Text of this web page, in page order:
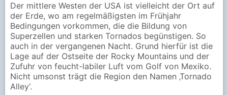
Der mittlere Westen der USA ist vielleicht der Ort auf
der Erde, wo am regelmäßigsten im Frühjahr
Bedingungen vorkommen, die die Bildung von
Superzellen und starken Tornados begünstigen. So
auch in der vergangenen Nacht. Grund hierfür ist die
Lage auf der Ostseite der Rocky Mountains und der
Zufuhr von feucht-labiler Luft vom Golf von Mexiko.
Nicht umsonst trägt die Region den Namen ‚Tornado
Alley‘.